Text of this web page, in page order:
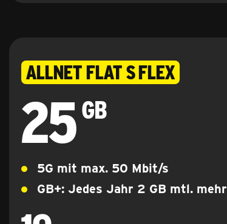
Allnet Flat S flex
25 Gigabyte
25GB
5G mit max. 50 Mbit/s
GB+: Jedes Jahr 2 GB mtl. mehr
19 €
monatlich